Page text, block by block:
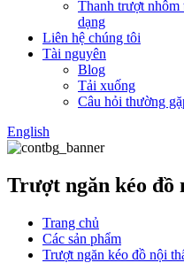
Thanh trượt nhôm
dạng
Liên hệ chúng tôi
Tài nguyên
Blog
Tải xuống
Câu hỏi thường
English
Trượt ngăn kéo đồ
Trang chủ
Các sản phẩm
Trượt ngăn kéo đồ nội